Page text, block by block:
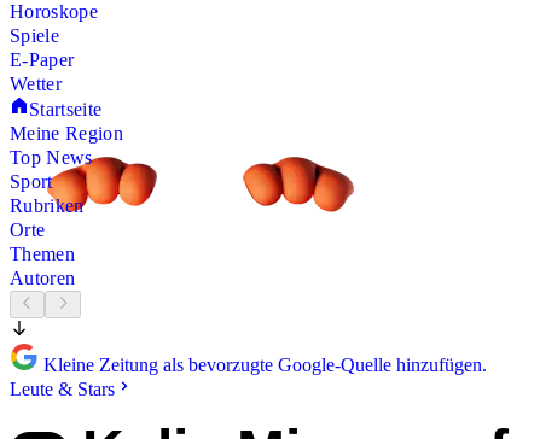
Horoskope
Spiele
E-Paper
Wetter
Startseite
Meine Region
Top News
Sport
Rubriken
Orte
Themen
Autoren
Kleine Zeitung als bevorzugte Google-Quelle hinzufügen.
Leute & Stars